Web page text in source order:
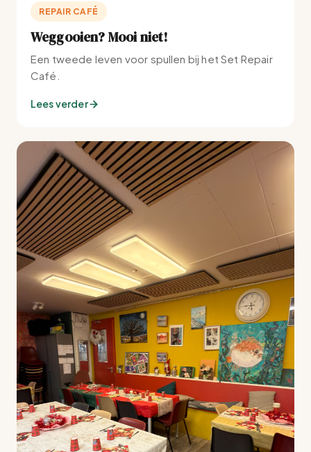
REPAIR CAFÉ
Weggooien? Mooi niet!
Een tweede leven voor spullen bij het Set Repair
Café.
Lees verder